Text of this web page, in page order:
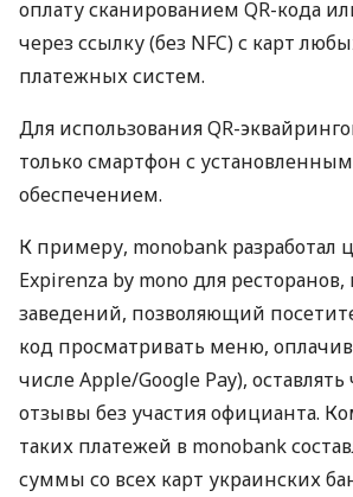
оплату сканированием QR-кода
через ссылку (без NFC) с карт
платежных систем.
Для использования QR-
только смартфон с
обеспечением.
К примеру, monobank разработал
Expirenza by mono для
заведений, позволяющий
код просматривать меню,
числе Apple/Google Pay),
отзывы без участия официанта.
таких платежей в monobank
суммы со всех карт украинских